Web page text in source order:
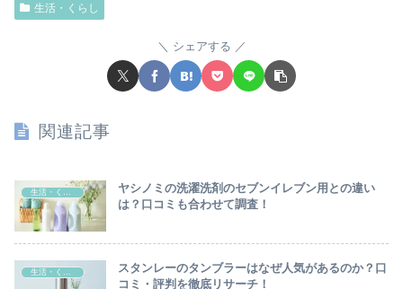
生活・くらし
シェアする
関連記事
生活・くらし
ヤシノミの洗濯洗剤のセブンイレブン用との違い
は？口コミも合わせて調査！
スタンレーのタンブラーはなぜ人気があるのか？口
コミ・評判を徹底リサーチ！